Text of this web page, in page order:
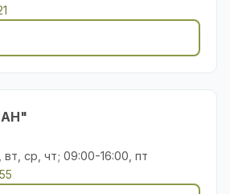
ср, чт; 09:00-16:00, пт